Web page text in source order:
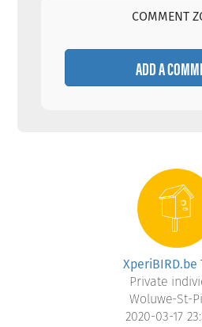
COMMENT
ADD A
XperiBIRD.be
Private
Woluwe-St-
2020-03-17